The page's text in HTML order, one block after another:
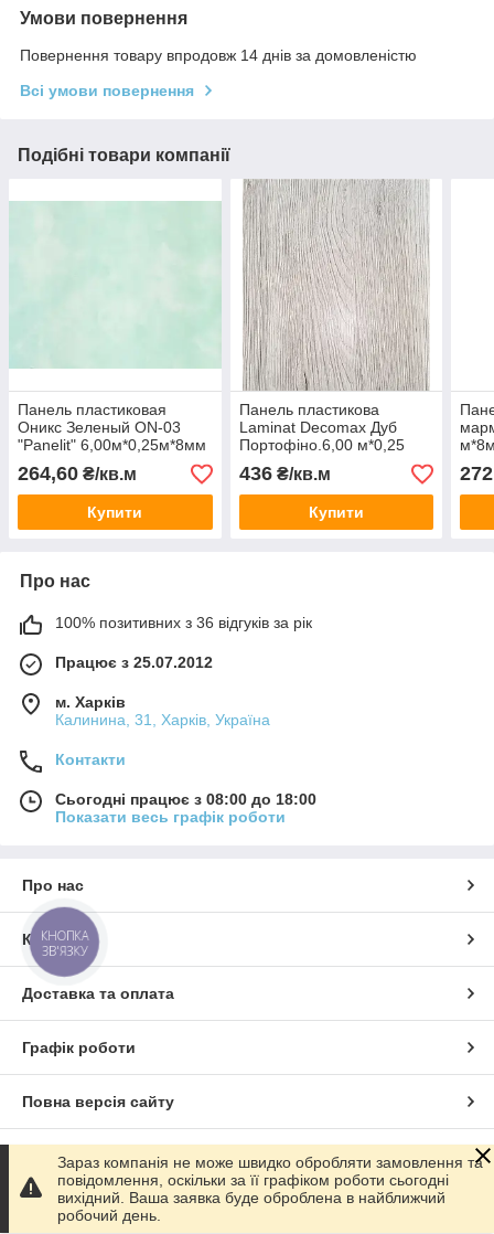
Умови повернення
Повернення товару впродовж 14 днів за домовленістю
Всі умови повернення
Подібні товари компанії
Панель пластиковая
Оникс Зеленый ON-03
"Panelit" 6,00м*0,25м*8мм
264,60 ₴/кв.м
Купити
Панель пластикова
Laminat Decomax Дуб
Портофіно.6,00 м*0,25
м*8мм
436₴/кв.м
Купити
272
Про нас
100% позитивних з 36 відгуків за рік
Працює з 25.07.2012
м. Харків
Калинина, 31, Харків, Україна
Контакти
Сьогодні працює з 08:00 до 18:00
Показати весь графік роботи
Про нас
Контакти
Доставка та оплата
Графік роботи
Повна версія сайту
Сайт створено на маркетплейсіProm.ua
Політика конфіденційності
Зараз компанія не може швидко обробляти замовлення та
повідомлення, оскільки за її графіком роботи сьогодні
вихідний. Ваша заявка буде оброблена в найближчий
робочий день.
КНОПКА
ЗВ'ЯЗКУ